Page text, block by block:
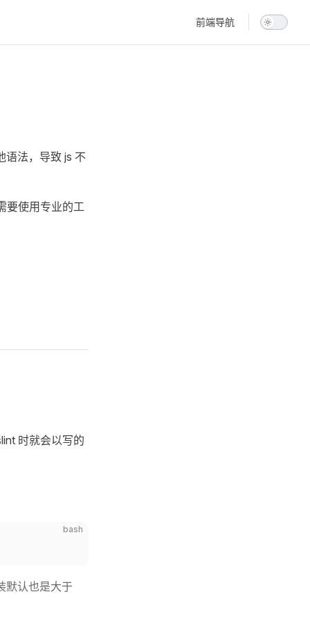
前端导航
语法，导致 js 不
要使用专业的工
时就会以写的
bash
默认也是大于